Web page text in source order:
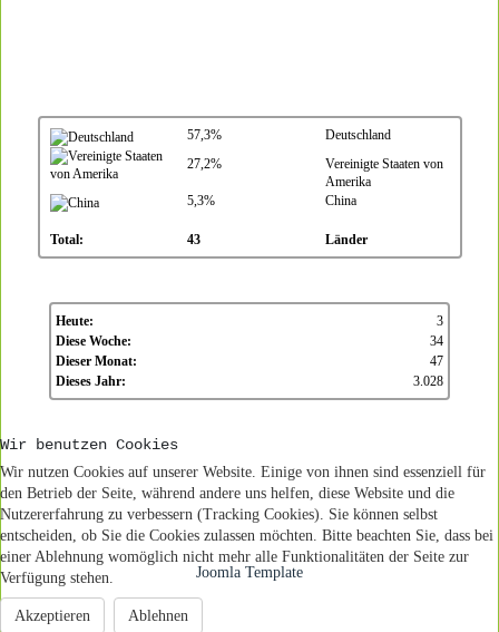
57,3%
Deutschland
27,2%
Vereinigte Staaten von
Amerika
5,3%
China
Total: 43 Länder
Heute:
3
Diese Woche:
34
Dieser Monat:
47
Dieses Jahr:
3.028
Joomla Template
Wir benutzen Cookies
Wir nutzen Cookies auf unserer Website. Einige von ihnen sind essenziell für
den Betrieb der Seite, während andere uns helfen, diese Website und die
Nutzererfahrung zu verbessern (Tracking Cookies). Sie können selbst
entscheiden, ob Sie die Cookies zulassen möchten. Bitte beachten Sie, dass bei
einer Ablehnung womöglich nicht mehr alle Funktionalitäten der Seite zur
Verfügung stehen.
Akzeptieren Ablehnen